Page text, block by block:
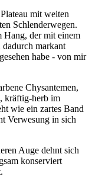
mit weiten
Schlenderwegen.
Hang, der mit einem
markant
habe - von mir
Chysantemen,
kräftig-herb im
wie ein zartes Band
Verwesung in sich
Auge dehnt sich
konserviert